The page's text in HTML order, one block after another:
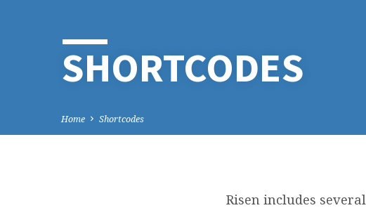
SHORTCODES
Home Shortcodes
Risen includes